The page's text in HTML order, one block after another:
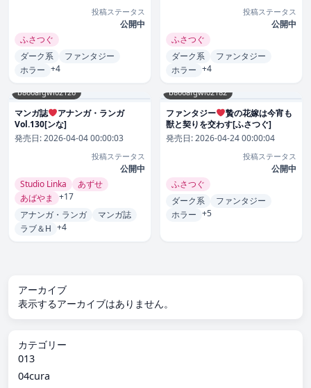
投稿ステータス
公開中
ふさつぐ
ダーク系
ファンタジー
ホラー +4
投稿ステータス
公開中
ふさつぐ
ダーク系
ファンタジー
ホラー +4
b866afgwi02126
マンガ誌
アナンガ・ランガ
Vol.130[ンな]
発売日:2026-04-04 00:00:03
投稿ステータス
公開中
Studio Linka
あずせ
あばやま
+17
アナンガ・ランガ
マンガ誌
ラブ＆H +4
b866afgwi02182
ファンタジー
贄の花嫁は今宵も
獣と契りを交わす[ふさつぐ]
発売日:2026-04-24 00:00:04
投稿ステータス
公開中
ふさつぐ
ダーク系
ファンタジー
ホラー +5
アーカイブ
表示するアーカイブはありません。
カテゴリー
013
04cura